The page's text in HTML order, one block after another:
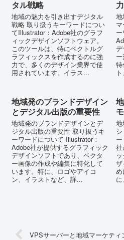
タル戦略
地域の魅力を引き出すデジタル
戦略 取り扱うキーワードについ
てIllustrator：Adobe社のグラフ
ィックデザインソフトウェア。
このツールは、特にベクトルグ
ラフィックスを作成するのに強
力で、多くのデザイン業界で使
用されています。イラス...
地
地域発のブランドデザイン
とデジタル出版の重要性
地域発のブランドデザインとデ
ジタル出版の重要性 取り扱うキ
ーワードについて Illustrator：
Adobe社が提供するグラフィック
デザインソフトであり、ベクタ
ー画像の作成や編集に特化して
います。特に、ロゴやアイコ
ン、イラストなど、詳...
VPSサーバーと地域マーケティ